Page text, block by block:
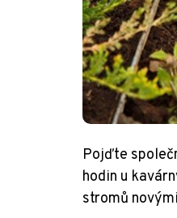
Pojďte
hodin u
stromů